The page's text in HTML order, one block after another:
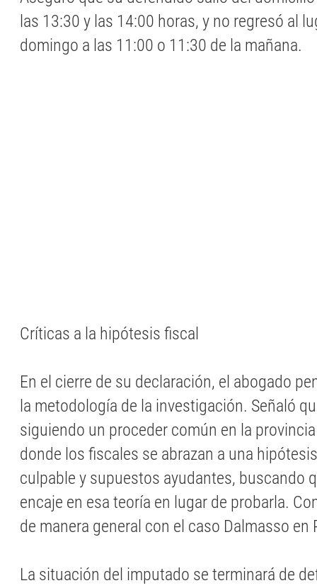
las 13:30 y las 14:00 horas, y no regresó al
domingo a las 11:00 o 11:30 de la mañana.
Críticas a la hipótesis fiscal
En el cierre de su declaración, el abogado
la metodología de la investigación. Señaló
siguiendo un proceder común en la
donde los fiscales se abrazan a una
culpable y supuestos ayudantes, buscando
encaje en esa teoría en lugar de probarla.
de manera general con el caso Dalmasso en
La situación del imputado se terminará de